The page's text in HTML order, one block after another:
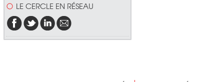
LE CERCLE EN RÉSEAU